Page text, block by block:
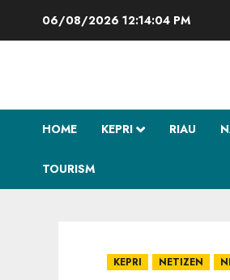
06/08/2026 12:14:06 PM
HOME KEPRI RIAU
TOURISM
KEPRI NETIZEN